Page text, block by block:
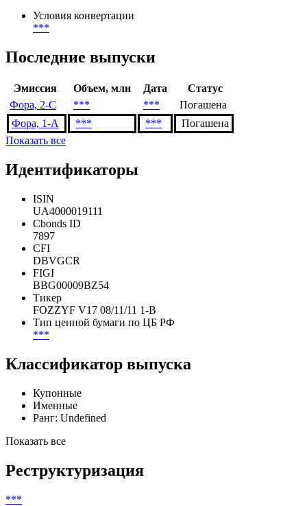
Условия конвертации
***
Последние выпуски
Эмиссия Объем, млн Дата
Статус
Фора, 2-C
*** ***
Погашена
Фора, 1-A
*** ***
Погашена
Показать все
Идентификаторы
ISIN
UA4000019111
Cbonds ID
7897
CFI
DBVGCR
FIGI
BBG00009BZ54
Тикер
FOZZYF V17 08/11/11 1-B
Тип ценной бумаги по ЦБ РФ
***
Классификатор выпуска
Купонные
Именные
Ранг: Undefined
Показать все
Реструктуризация
***